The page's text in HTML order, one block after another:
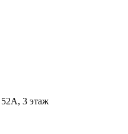
52А, 3 этаж